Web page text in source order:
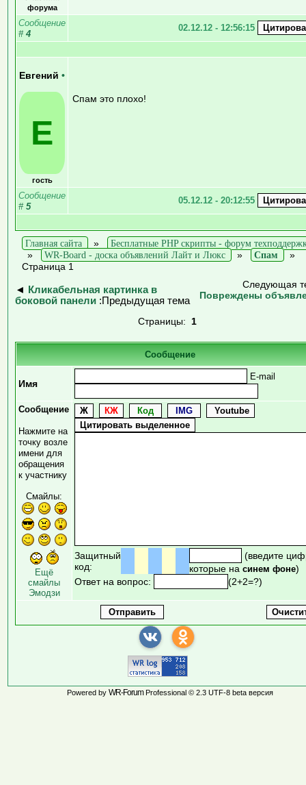
форума
Сообщение
# 4
02.12.12 - 12:56:15
Евгений •
Е
гость
Спам это плохо!
Сообщение
# 5
05.12.12 - 20:12:55
Главная сайта »
Бесплатные PHP скрипты - форум
»
WR-Board - доска объявлений Лайт и Люкс » Спам
»
Страница 1
◄
Кликабельная картинка в
боковой панели :Предыдущая тема
Следующая
Повреждены
Страницы: 1
Сообщение
Имя
E-mail
Сообщение
Нажмите на
точку возле
имени для
обращения
к участнику
Смайлы:
Ещё
смайлы
Эмодзи
Защитный
код:
(введите
которые на синем фоне)
Ответ на вопрос:
(2+2=?)
Powered by WR-ForumProfessional © 2.3 UTF-8 beta версия